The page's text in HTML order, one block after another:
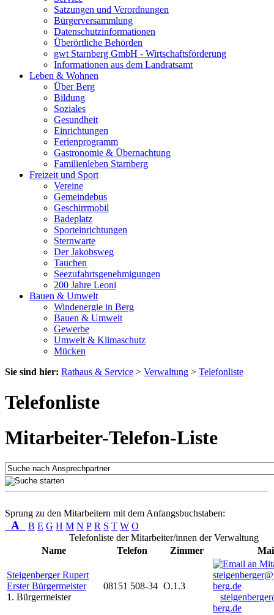
Satzungen und Verordnungen
Bürgerversammlung
Datenschutzinformationen
Überörtliche Behörden
gwt Starnberg GmbH - Wirtschaftsförderung
Informationen aus dem Landratsamt
Leben & Wohnen
Über Berg
Bildung
Soziales
Gesundheit
Einrichtungen
Ferienprogramm
Gastronomie & Übernachtung
Familienleben Starnberg
Freizeit und Sport
Vereine
Gemeindebus
Geschirrmobil
Badeplatz
Sporteinrichtungen
Sternwarte
Der Jakobsweg
Tauchen
Seezufahrtsgenehmigungen
200 Jahre Leoni
Bauen & Umwelt
Windenergie in Berg
Bauen & Umwelt
Gewerbe
Umwelt & Klimaschutz
Mücken
Sie sind hier: Rathaus & Service > Verwaltung > Telefonliste
Telefonliste
Mitarbeiter-Telefon-Liste
Sprung zu den Mitarbeitern mit dem Anfangsbuchstaben:
A B E G H M N P R S T W O
Telefonliste der Mitarbeiter/innen der Verwaltung
Name
Telefon Zimmer
Steigenberger Rupert
Erster Bürgermeister
1. Bürgermeister
08151 508-34 O.1.3
berg.de